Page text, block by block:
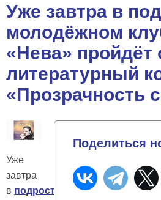
Уже завтра в
молодёжном
«Нева» пройдёт
литературный
«Прозрачность
Уже
завтра
в подростково-
Поделиться